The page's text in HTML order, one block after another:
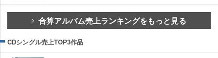
合算アルバム売上ランキングをもっと見る
CDシングル売上TOP3作品